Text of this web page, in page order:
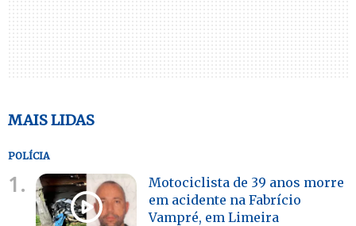
MAIS LIDAS
POLÍCIA
1.
Motociclista de 39 anos morre
em acidente na Fabrício
Vampré, em Limeira